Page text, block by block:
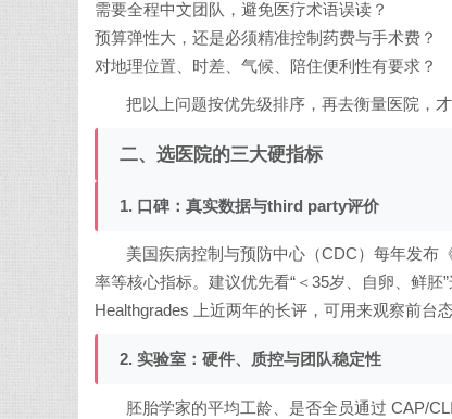
需要全程中文团队，避免医疗术语误读？
预算弹性大，还是必须精准控制药费与手术费？
对地理位置、时差、气候、陪住便利性有要求？
把以上问题按优先级排序，再去衡量医院，
二、选医院的三大硬指标
1. 口碑：真实数据与third party评价
美国疾病控制与预防中心（CDC）每年发布
率等核心指标。建议优先看“＜35岁、自卵、鲜
Healthgrades 上近两年的长评，可用来观察前台
2. 实验室：硬件、质控与团队稳定性
胚胎学家的平均工龄、是否全员通过 CAP/